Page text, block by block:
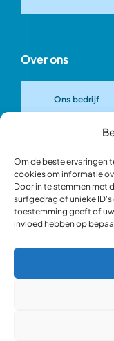
Om de beste ervaringen
cookies om informatie
Door in te stemmen met
surfgedrag of unieke ID's
toestemming geeft of
invloed hebben op
Over ons
Ons bedrijf
Ons team
Blik in de
Webshop